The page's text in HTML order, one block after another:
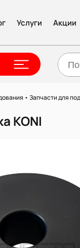
Услуги Акции
•Запчасти для
KONI